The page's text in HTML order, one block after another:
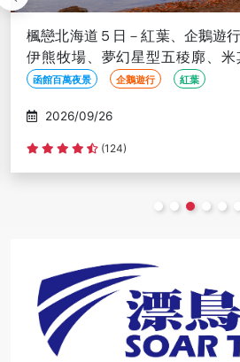
楓戀北海道５日－紅葉、企鵝遊
伊熊牧場、夢幻星型五稜廓、米
NO1小丑漢堡、洞爺花火
函館百萬夜景 企鵝遊行 紅葉
2026/09/26
(124)